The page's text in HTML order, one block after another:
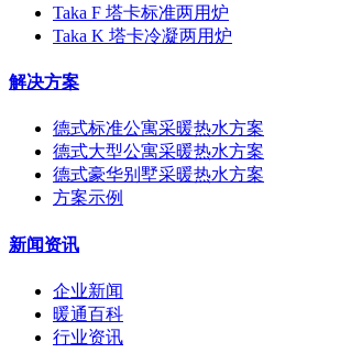
Taka F 塔卡标准两用炉
Taka K 塔卡冷凝两用炉
解决方案
德式标准公寓采暖热水方案
德式大型公寓采暖热水方案
德式豪华别墅采暖热水方案
方案示例
新闻资讯
企业新闻
暖通百科
行业资讯